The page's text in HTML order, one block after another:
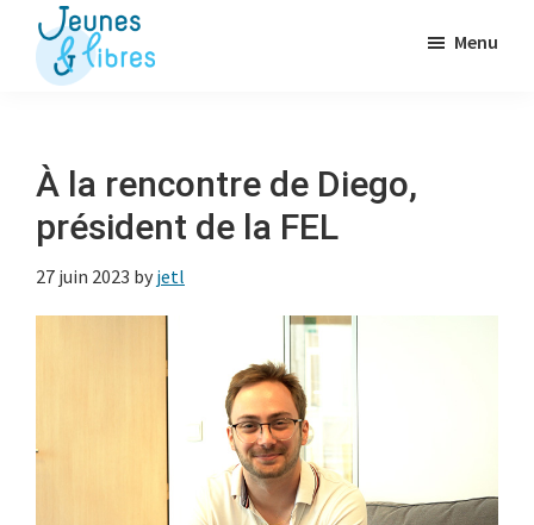
Passer
contenu
des
libérales
Menu
À la rencontre de Diego,
président de la FEL
27 juin 2023 by jetl